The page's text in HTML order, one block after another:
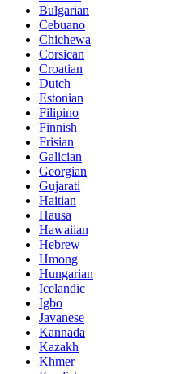
Bulgarian
Cebuano
Chichewa
Corsican
Croatian
Dutch
Estonian
Filipino
Finnish
Frisian
Galician
Georgian
Gujarati
Haitian
Hausa
Hawaiian
Hebrew
Hmong
Hungarian
Icelandic
Igbo
Javanese
Kannada
Kazakh
Khmer